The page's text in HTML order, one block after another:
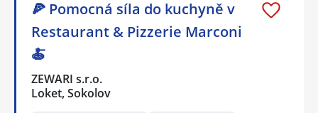
🍕 Pomocná síla do kuchyně v
Restaurant & Pizzerie Marconi
🍝
ZEWARI s.r.o.
Loket, Sokolov